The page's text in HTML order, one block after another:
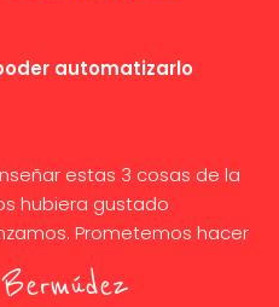
automatizarlo
estas 3 cosas de la
hubiera gustado
Prometemos hacer